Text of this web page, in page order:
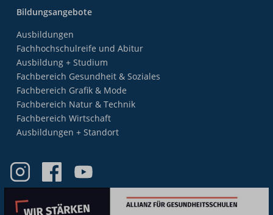
Bildungsangebote
Ausbildungen
Fachhochschulreife und Abitur
Ausbildung + Studium
Fachbereich Gesundheit & Soziales
Fachbereich Grafik & Mode
Fachbereich Natur & Technik
Fachbereich Wirtschaft
Ausbildungen + Standort